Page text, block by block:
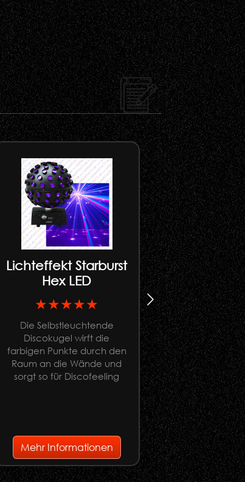
Lichteffekt Starburst
Hex LED
★★★★★
Die Selbstleuchtende
Discokugel wirft die
farbigen Punkte durch den
Raum an die Wände und
sorgt so für Discofeeling
Mehr Informationen
Ständer
Apesticks
Lichtständer für
Montage von
(Apestick 4,
Apestick
Mehr